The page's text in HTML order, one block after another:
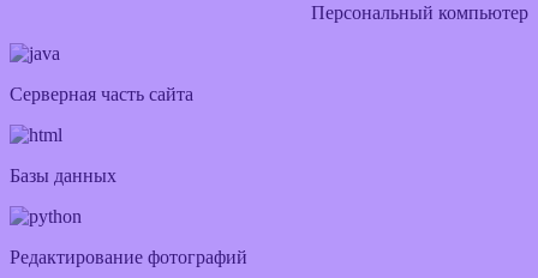
Персональный компьютер
Серверная часть сайта
Базы данных
Редактирование фотографий